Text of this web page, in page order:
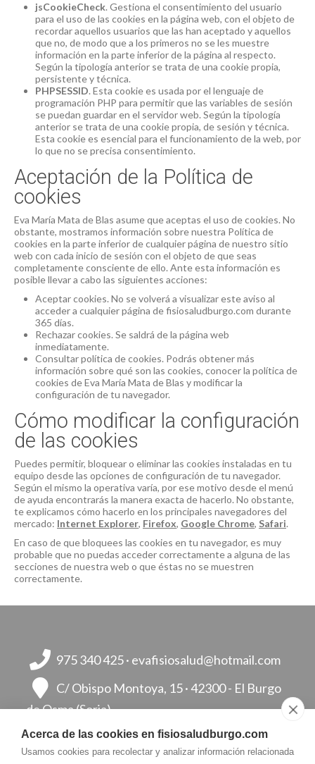
Acerca de las cookies en fisiosaludburgo.com
Usamos cookies para recolectar y analizar información relacionada
jsCookieCheck. Gestiona el consentimiento del usuario
para el uso de las cookies en la página web, con el objeto de
recordar aquellos usuarios que las han aceptado y aquellos
que no, de modo que a los primeros no se les muestre
información en la parte inferior de la página al respecto.
Según la tipología anterior se trata de una cookie propia,
persistente y técnica.
PHPSESSID. Esta cookie es usada por el lenguaje de
programación PHP para permitir que las variables de sesión
se puedan guardar en el servidor web. Según la tipología
anterior se trata de una cookie propia, de sesión y técnica.
Esta cookie es esencial para el funcionamiento de la web, por
lo que no se precisa consentimiento.
Aceptación de la Política de
cookies
Eva María Mata de Blas asume que aceptas el uso de cookies. No
obstante, mostramos información sobre nuestra Política de
cookies en la parte inferior de cualquier página de nuestro sitio
web con cada inicio de sesión con el objeto de que seas
completamente consciente de ello. Ante esta información es
posible llevar a cabo las siguientes acciones:
Aceptar cookies. No se volverá a visualizar este aviso al
acceder a cualquier página de fisiosaludburgo.com durante
365 días.
Rechazar cookies. Se saldrá de la página web
inmediatamente.
Consultar política de cookies. Podrás obtener más
información sobre qué son las cookies, conocer la política de
cookies de Eva María Mata de Blas y modificar la
configuración de tu navegador.
Cómo modificar la configuración
de las cookies
Puedes permitir, bloquear o eliminar las cookies instaladas en tu
equipo desde las opciones de configuración de tu navegador.
Según el mismo la operativa varía, por ese motivo desde el menú
de ayuda encontrarás la manera exacta de hacerlo. No obstante,
te explicamos cómo hacerlo en los principales navegadores del
mercado: Internet Explorer, Firefox, Google Chrome, Safari.
En caso de que bloquees las cookies en tu navegador, es muy
probable que no puedas acceder correctamente a alguna de las
secciones de nuestra web o que éstas no se muestren
correctamente.
975 340 425· evafisiosalud@hotmail.com
C/ Obispo Montoya, 15 ·42300 - El Burgo
de Osma (Soria)